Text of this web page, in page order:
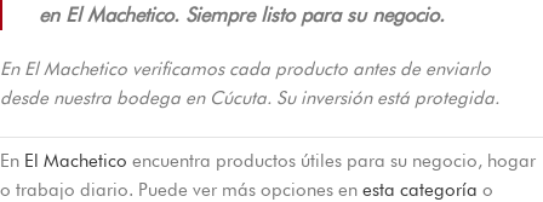
en El Machetico. Siempre listo para su negocio.
En El Machetico verificamos cada producto antes de enviarlo
desde nuestra bodega en Cúcuta. Su inversión está protegida.
En El Machetico encuentra productos útiles para su negocio, hogar
o trabajo diario. Puede ver más opciones en esta categoría o